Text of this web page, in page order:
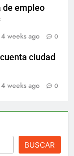
de empleo
4 weeks ago 0
ciudad
4 weeks ago 0
BUSCAR